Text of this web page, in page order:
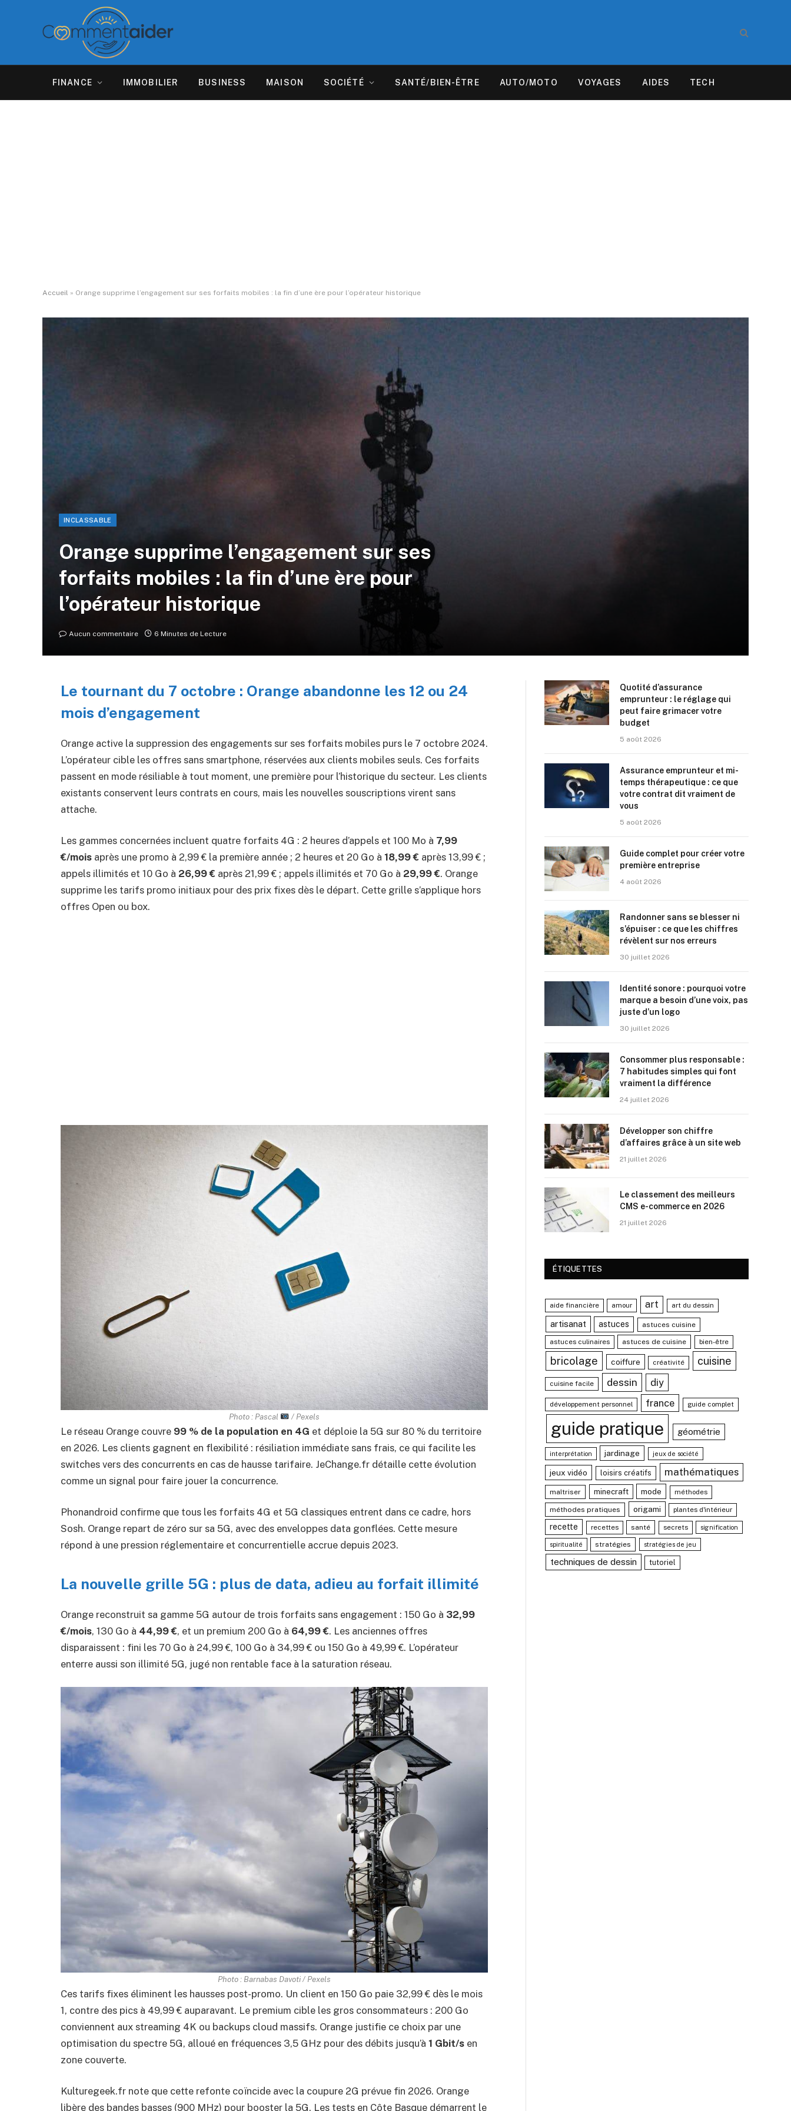
FINANCE IMMOBILIER BUSINESS MAISON SOCIÉTÉ SANTÉ/BIEN-ÊTRE AUTO/MOTO VOYAGES AIDES TECH
Accueil » Orange supprime l’engagement sur ses forfaits mobiles : la fin d’une ère pour l’opérateur historique
INCLASSABLE
Orange supprime l’engagement sur ses
forfaits mobiles : la fin d’une ère pour
l’opérateur historique
Aucun commentaire 6 Minutes de Lecture
Le tournant du 7 octobre : Orange abandonne les 12 ou 24
mois d’engagement
Orange active la suppression des engagements sur ses forfaits mobiles purs le 7 octobre 2024.
L’opérateur cible les offres sans smartphone, réservées aux clients mobiles seuls. Ces forfaits
passent en mode résiliable à tout moment, une première pour l’historique du secteur. Les clients
existants conservent leurs contrats en cours, mais les nouvelles souscriptions virent sans
attache.
Les gammes concernées incluent quatre forfaits 4G : 2 heures d’appels et 100 Mo à 7,99
€/mois après une promo à 2,99 € la première année ; 2 heures et 20 Go à 18,99 € après 13,99 € ;
appels illimités et 10 Go à 26,99 € après 21,99 € ; appels illimités et 70 Go à 29,99 €. Orange
supprime les tarifs promo initiaux pour des prix fixes dès le départ. Cette grille s’applique hors
offres Open ou box.
Photo : Pascal / Pexels
Le réseau Orange couvre 99 % de la population en 4G et déploie la 5G sur 80 % du territoire
en 2026. Les clients gagnent en flexibilité : résiliation immédiate sans frais, ce qui facilite les
switches vers des concurrents en cas de hausse tarifaire. JeChange.fr détaille cette évolution
comme un signal pour faire jouer la concurrence.
Phonandroid confirme que tous les forfaits 4G et 5G classiques entrent dans ce cadre, hors
Sosh. Orange repart de zéro sur sa 5G, avec des enveloppes data gonflées. Cette mesure
répond à une pression réglementaire et concurrentielle accrue depuis 2023.
La nouvelle grille 5G : plus de data, adieu au forfait illimité
Orange reconstruit sa gamme 5G autour de trois forfaits sans engagement : 150 Go à 32,99
€/mois, 130 Go à 44,99 €, et un premium 200 Go à 64,99 €. Les anciennes offres
disparaissent : fini les 70 Go à 24,99 €, 100 Go à 34,99 € ou 150 Go à 49,99 €. L’opérateur
enterre aussi son illimité 5G, jugé non rentable face à la saturation réseau.
Photo : Barnabas Davoti / Pexels
Ces tarifs fixes éliminent les hausses post-promo. Un client en 150 Go paie 32,99 € dès le mois
1, contre des pics à 49,99 € auparavant. Le premium cible les gros consommateurs : 200 Go
conviennent aux streaming 4K ou backups cloud massifs. Orange justifie ce choix par une
optimisation du spectre 5G, alloué en fréquences 3,5 GHz pour des débits jusqu’à 1 Gbit/s en
zone couverte.
Kulturegeek.fr note que cette refonte coïncide avec la coupure 2G prévue fin 2026. Orange
libère des bandes basses (900 MHz) pour booster la 5G. Les tests en Côte Basque démarrent le
Quotité d’assurance
emprunteur : le réglage qui
peut faire grimacer votre
budget
5 août 2026
Assurance emprunteur et mi-
temps thérapeutique : ce que
votre contrat dit vraiment de
vous
5 août 2026
Guide complet pour créer votre
première entreprise
4 août 2026
Randonner sans se blesser ni
s’épuiser : ce que les chiffres
révèlent sur nos erreurs
30 juillet 2026
Identité sonore : pourquoi votre
marque a besoin d’une voix, pas
juste d’un logo
30 juillet 2026
Consommer plus responsable :
7 habitudes simples qui font
vraiment la différence
24 juillet 2026
Développer son chiffre
d’affaires grâce à un site web
21 juillet 2026
Le classement des meilleurs
CMS e-commerce en 2026
21 juillet 2026
ÉTIQUETTES
aide financière amour art art du dessin
artisanat astuces astuces cuisine
astuces culinaires astuces de cuisine bien-être
bricolage coiffure créativité cuisine
cuisine facile dessin diy
développement personnel france guide complet
guide pratique géométrie
interprétation jardinage jeux de société
jeux vidéo loisirs créatifs mathématiques
maîtriser minecraft mode méthodes
méthodes pratiques origami plantes d'intérieur
recette recettes santé secrets signification
spiritualité stratégies stratégies de jeu
techniques de dessin tutoriel